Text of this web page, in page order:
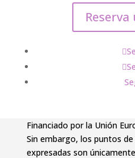
Financiado por la Unión
Sin embargo, los puntos
expresadas son